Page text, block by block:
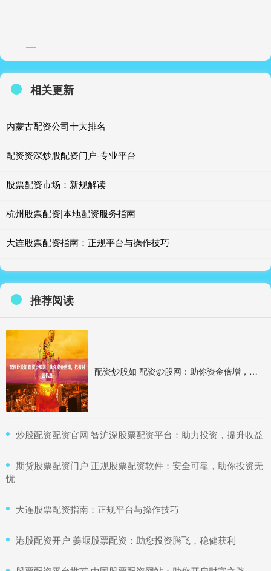
相关更新
内蒙古配资公司十大排名
配资资深炒股配资门户-专业平台
股票配资市场：新规解读
杭州股票配资|本地配资服务指南
大连股票配资指南：正规平台与操作技巧
推荐阅读
配资炒股如 配资炒股网：助你资金倍增，把握财富机遇
​炒股配资配资官网 智沪深股票配资平台：助力投资，提升收益
​期货股票配资门户 正规股票配资软件：安全可靠，助你投资无
忧
​大连股票配资指南：正规平台与操作技巧
​港股配资开户 姜堰股票配资：助您投资腾飞，稳健获利